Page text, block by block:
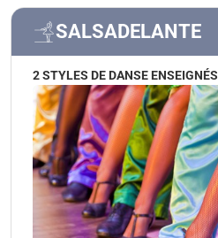
SALSADELANTE
2 STYLES DE DANSE ENSEIGNÉS